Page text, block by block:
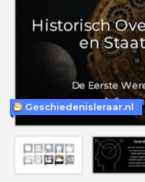
Geschiedenisleraar.nl